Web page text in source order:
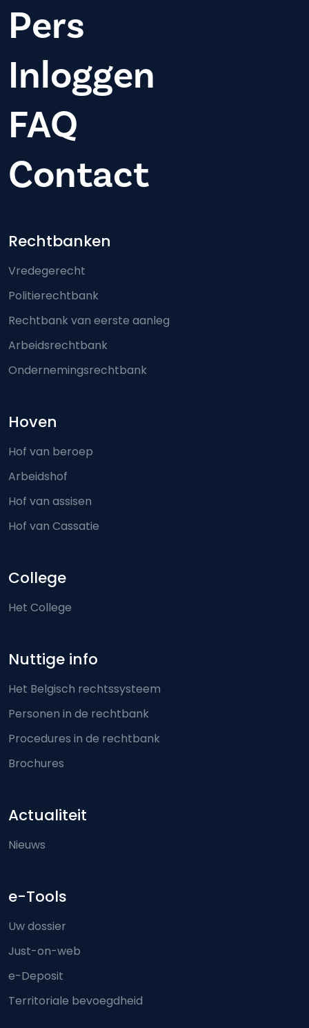
Pers
Inloggen
FAQ
Contact
Footer-menu
Rechtbanken
Vredegerecht
Politierechtbank
Rechtbank van eerste aanleg
Arbeidsrechtbank
Ondernemingsrechtbank
Hoven
Hof van beroep
Arbeidshof
Hof van assisen
Hof van Cassatie
College
Het College
Nuttige info
Het Belgisch rechtssysteem
Personen in de rechtbank
Procedures in de rechtbank
Brochures
Actualiteit
Nieuws
e-Tools
Uw dossier
Just-on-web
e-Deposit
Territoriale bevoegdheid